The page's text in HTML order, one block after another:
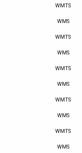
WMTS
WMS
WMTS
WMS
WMTS
WMS
WMTS
WMS
WMTS
WMS